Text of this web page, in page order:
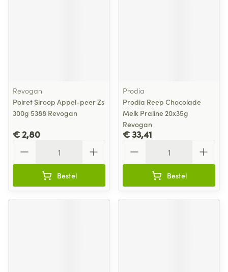
Revogan
Poiret Siroop Appel-peer Zs
300g 5388 Revogan
€ 2,80
Bestel
Prodia
Prodia Reep Chocolade
Melk Praline 20x35g
Revogan
€ 33,41
Bestel